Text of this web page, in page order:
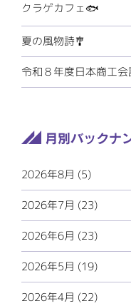
クラゲカフェ🐟
夏の風物詩🎐
令和８年度日本商工
2026年8月 (5)
2026年7月 (23)
2026年6月 (23)
2026年5月 (19)
2026年4月 (22)